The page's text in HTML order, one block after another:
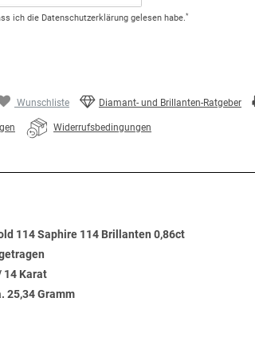
ich die Daten­schutz­erklärung gelesen habe.*
Wunschliste Diamant- und Brillanten-Ratgeber
Widerrufsbedingungen
114 Saphire 114 Brillanten 0,86ct
14 Karat
25,34 Gramm